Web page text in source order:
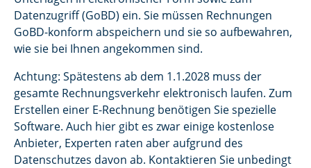
Datenzugriff (GoBD) ein. Sie müssen Rechnungen
GoBD-konform abspeichern und sie so aufbewahren,
wie sie bei Ihnen angekommen sind.
Achtung: Spätestens ab dem 1.1.2028 muss der
gesamte Rechnungsverkehr elektronisch laufen. Zum
Erstellen einer E-Rechnung benötigen Sie spezielle
Software. Auch hier gibt es zwar einige kostenlose
Anbieter, Experten raten aber aufgrund des
Datenschutzes davon ab. Kontaktieren Sie unbedingt